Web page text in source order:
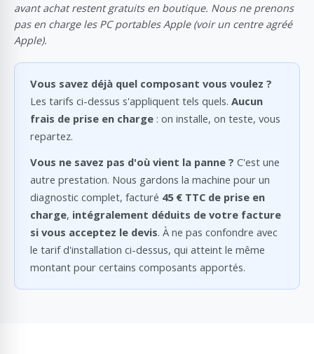
avant achat restent gratuits en boutique. Nous ne prenons
pas en charge les PC portables Apple (voir un centre agréé
Apple).
Vous savez déjà quel composant vous voulez ?
Les tarifs ci-dessus s'appliquent tels quels. Aucun
frais de prise en charge: on installe, on teste, vous
repartez.
Vous ne savez pas d'où vient la panne ? C'est une
autre prestation. Nous gardons la machine pour un
diagnostic complet, facturé 45 € TTC de prise en
charge, intégralement déduits de votre facture
si vous acceptez le devis. À ne pas confondre avec
le tarif d'installation ci-dessus, qui atteint le même
montant pour certains composants apportés.